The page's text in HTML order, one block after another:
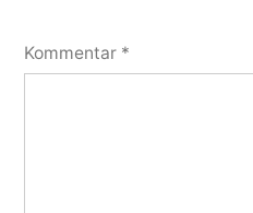
Kommentar *